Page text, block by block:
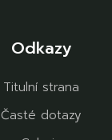
Odkazy
Titulní strana
Časté dotazy